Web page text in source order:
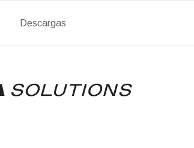
Descargas